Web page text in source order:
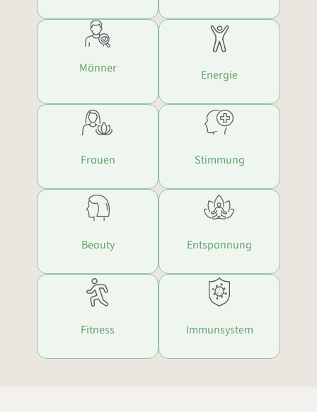
Männer Energie
Frauen Stimmung
Beauty Entspannung
Fitness Immunsystem